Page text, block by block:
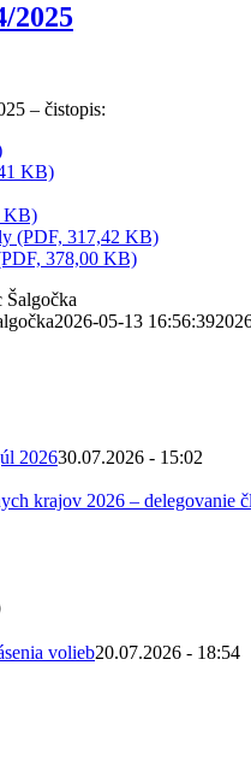
2025
– čistopis:
KB)
KB)
(PDF, 317,42 KB)
378,00 KB)
Šalgočka
2026-05-13 16:56:39
202630.07.2026 - 15:02
krajov 2026 – delegovanie
volieb20.07.2026 - 18:54